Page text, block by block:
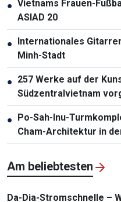
● Vietnams Frauen-
ASIAD 20
●
Internationales
Minh-Stadt
● 257 Werke auf der
Südzentralvietnam
●
Po-Sah-Inu-
Cham-Architektur in
Am beliebtesten
Da-Dia-Stromschnelle –